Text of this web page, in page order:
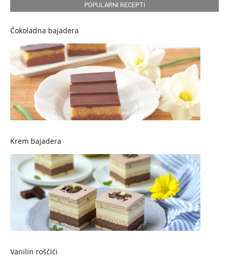
POPULARNI RECEPTI
Čokoladna bajadera
Krem bajadera
Vanilin roščići